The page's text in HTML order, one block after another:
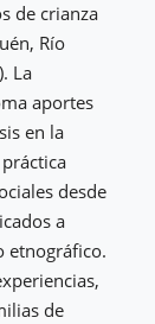
de crianza
Río
La
aportes
en la
desde
a
etnográfico.
de